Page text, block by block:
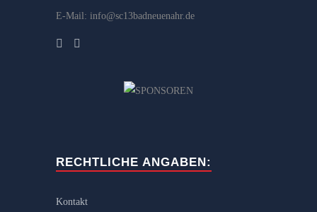
E-Mail: info@sc13badneuenahr.de
RECHTLICHE ANGABEN:
Kontakt